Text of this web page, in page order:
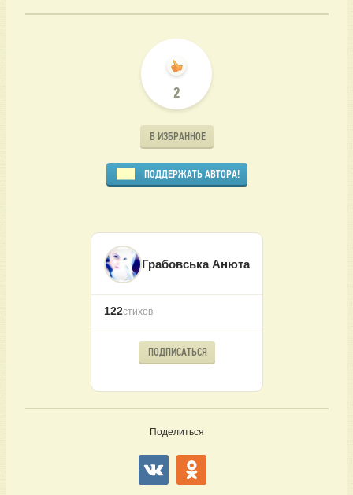
2
В ИЗБРАННОЕ
ПОДДЕРЖАТЬ АВТОРА!
Грабовська Анюта
122стихов
ПОДПИСАТЬСЯ
Поделиться